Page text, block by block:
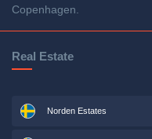
Copenhagen.
Real Estate
Norden Estates